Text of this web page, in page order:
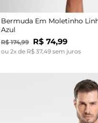
Bermuda Em Moletinho
Azul
R$ 174,99 R$ 74,99
ou 2x de R$ 37,49sem juros